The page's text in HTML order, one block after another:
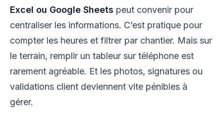
Excel ou Google Sheets peut convenir pour
centraliser les informations. C’est pratique pour
compter les heures et filtrer par chantier. Mais sur
le terrain, remplir un tableur sur téléphone est
rarement agréable. Et les photos, signatures ou
validations client deviennent vite pénibles à
gérer.